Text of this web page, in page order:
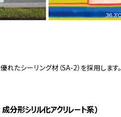
たシーリング材（SA-2）を採用します。